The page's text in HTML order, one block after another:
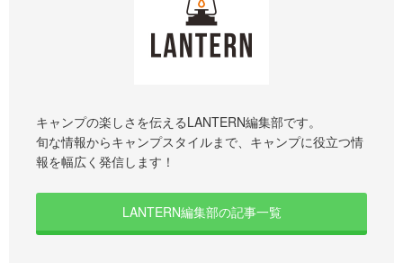
キャンプの楽しさを伝えるLANTERN編集部です。
旬な情報からキャンプスタイルまで、キャンプに役立つ情
報を幅広く発信します！
LANTERN編集部の記事一覧